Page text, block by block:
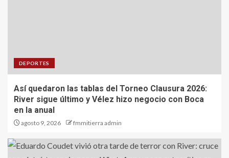
DEPORTES
Así quedaron las tablas del Torneo Clausura 2026:
River sigue último y Vélez hizo negocio con Boca
en la anual
agosto 9, 2026 fmmitierra admin